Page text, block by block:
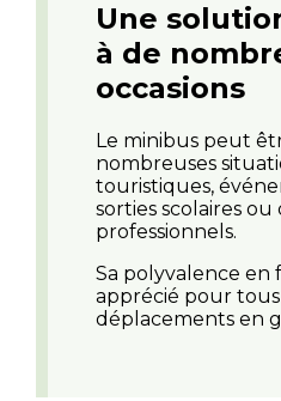
Une
à de
occasions
Le minibus peut
nombreuses
touristiques,
sorties scolaires
professionnels.
Sa polyvalence en
apprécié pour tous
déplacements en